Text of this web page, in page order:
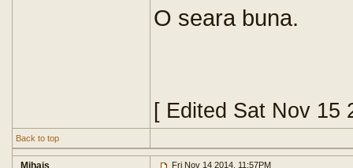
O seara buna.
[ Edited Sat Nov 15
Back to top
Mihais Fri Nov 14 2014, 11:57PM